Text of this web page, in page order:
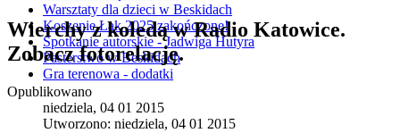
Warsztaty dla dzieci w Beskidach
Koszenie Łąk 2025 zakończone!
Spotkanie autorskie - Jadwiga Hutyra
Pasterstwo w Beskidach
Gra terenowa - dodatki
Wierchy z koledą w Radio Katowice.
Zobacz fotorelację.
Opublikowano
niedziela, 04 01 2015
Utworzono: niedziela, 04 01 2015